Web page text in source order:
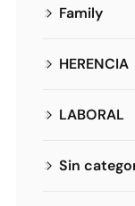
Family
HERENCIA
LABORAL
Sin